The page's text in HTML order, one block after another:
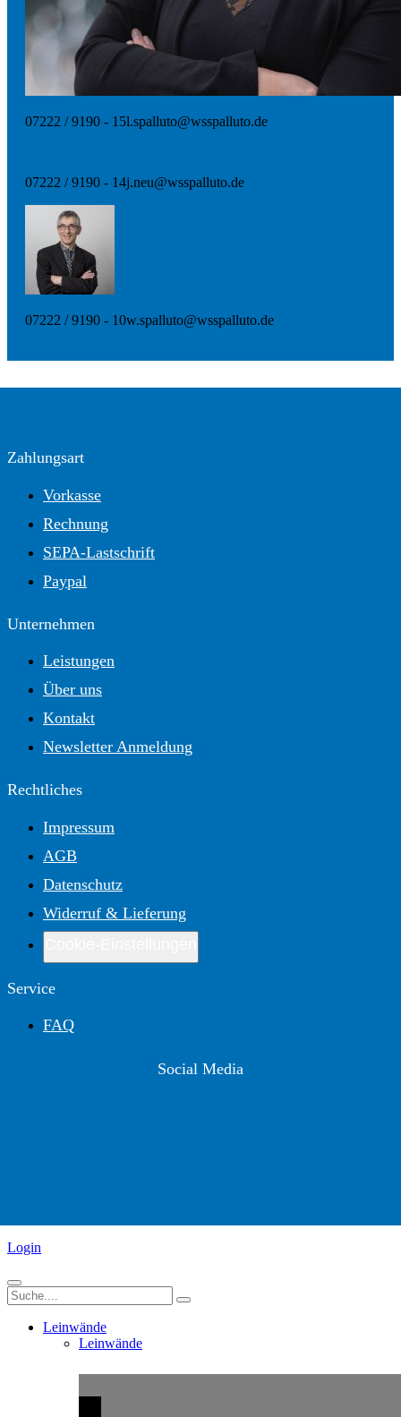
07222 / 9190 - 15l.spalluto@wsspalluto.de
07222 / 9190 - 14j.neu@wsspalluto.de
07222 / 9190 - 10w.spalluto@wsspalluto.de
Zahlungsart
Vorkasse
Rechnung
SEPA-Lastschrift
Paypal
Unternehmen
Leistungen
Über uns
Kontakt
Newsletter Anmeldung
Rechtliches
Impressum
AGB
Datenschutz
Widerruf & Lieferung
Service
FAQ
Social Media
Login
Leinwände
Leinwände